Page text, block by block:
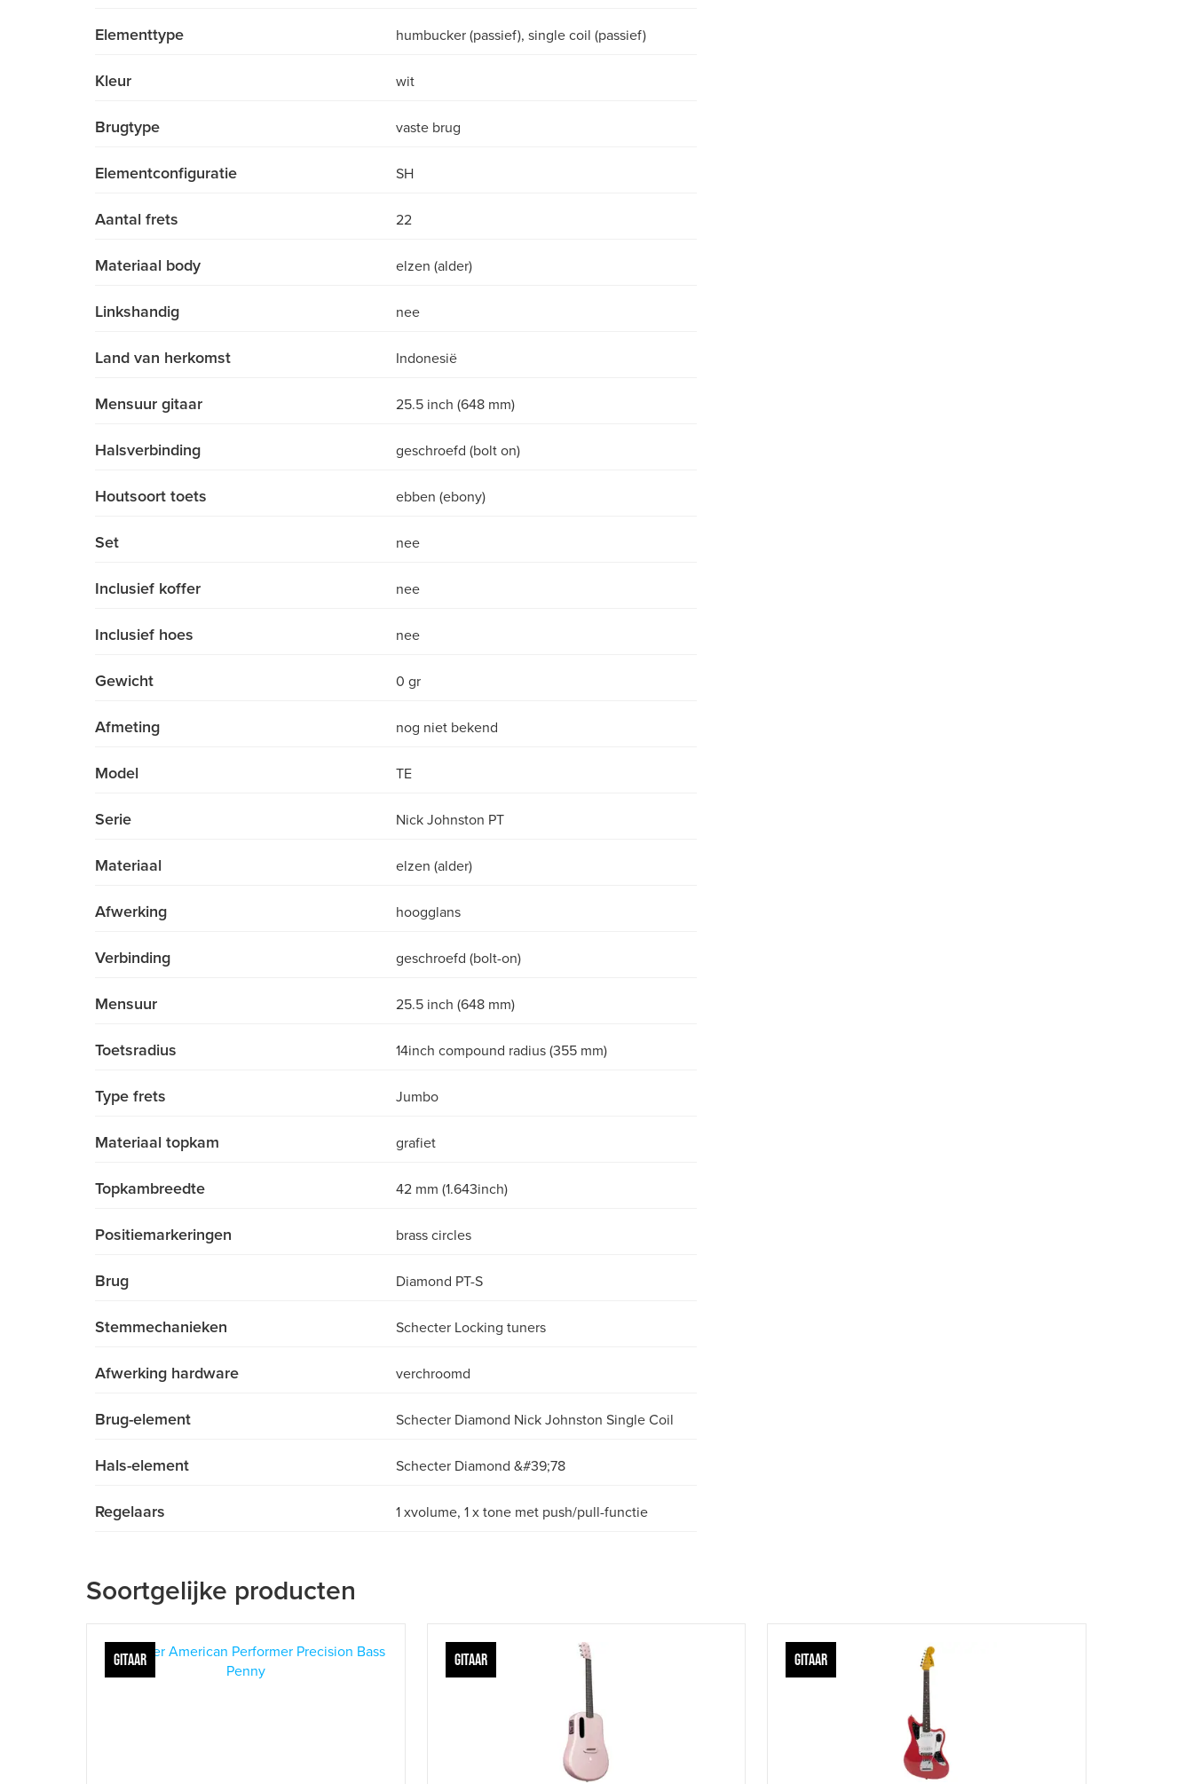
Elementtype humbucker (passief), single coil (passief)
Kleur wit
Brugtype vaste brug
Elementconfiguratie SH
Aantal frets 22
Materiaal body elzen (alder)
Linkshandig nee
Land van herkomst Indonesië
Mensuur gitaar 25.5 inch (648 mm)
Halsverbinding geschroefd (bolt on)
Houtsoort toets ebben (ebony)
Set nee
Inclusief koffer nee
Inclusief hoes nee
Gewicht 0 gr
Afmeting nog niet bekend
Model TE
Serie Nick Johnston PT
Materiaal elzen (alder)
Afwerking hoogglans
Verbinding geschroefd (bolt-on)
Mensuur 25.5 inch (648 mm)
Toetsradius 14inch compound radius (355 mm)
Type frets Jumbo
Materiaal topkam grafiet
Topkambreedte 42 mm (1.643inch)
Positiemarkeringen brass circles
Brug Diamond PT-S
Stemmechanieken Schecter Locking tuners
Afwerking hardware verchroomd
Brug-element Schecter Diamond Nick Johnston Single Coil
Hals-element Schecter Diamond &#39;78
Regelaars 1 xvolume, 1 x tone met push/pull-functie
Soortgelijke producten
GITAAR GITAAR GITAAR